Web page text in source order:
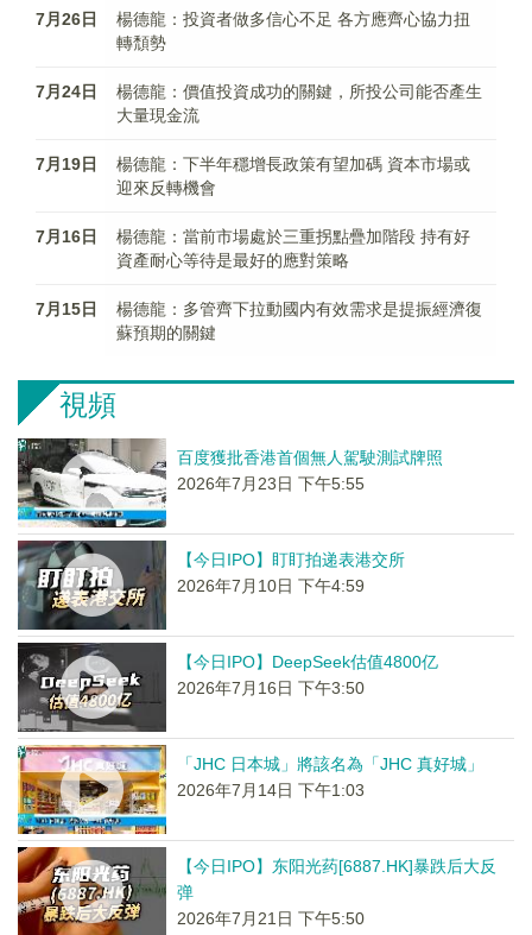
7月26日
楊德龍：投資者做多信心不足 各方應齊心協力扭
轉頹勢
7月24日
楊德龍：價值投資成功的關鍵，所投公司能否產生
大量現金流
7月19日
楊德龍：下半年穩增長政策有望加碼 資本市場或
迎來反轉機會
7月16日
楊德龍：當前市場處於三重拐點疊加階段 持有好
資產耐心等待是最好的應對策略
7月15日
楊德龍：多管齊下拉動國内有效需求是提振經濟復
蘇預期的關鍵
視頻
百度獲批香港首個無人駕駛測試牌照
2026年7月23日 下午5:55
【今日IPO】盯盯拍递表港交所
2026年7月10日 下午4:59
【今日IPO】DeepSeek估值4800亿
2026年7月16日 下午3:50
「JHC 日本城」將該名為「JHC 真好城」
2026年7月14日 下午1:03
【今日IPO】东阳光药[6887.HK]暴跌后大反
弹
2026年7月21日 下午5:50